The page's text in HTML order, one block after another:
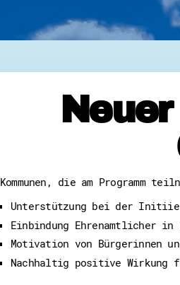
Kommunen, die am Programm
Unterstützung bei der
Einbindung Ehrenamtlicher in
Motivation von Bürgerinnen
Nachhaltig positive Wirkung